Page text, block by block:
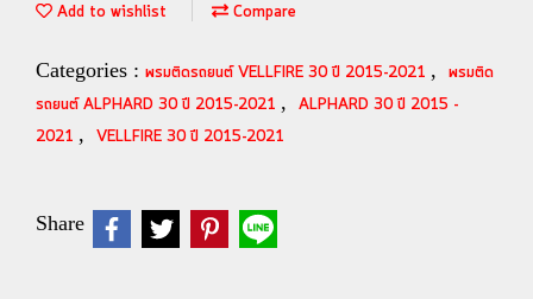
Add to wishlist Compare
Categories : พรมติดรถยนต์ VELLFIRE 30 ปี 2015-2021 , พรมติด
รถยนต์ ALPHARD 30 ปี 2015-2021 , ALPHARD 30 ปี 2015 -
2021 , VELLFIRE 30 ปี 2015-2021
Share